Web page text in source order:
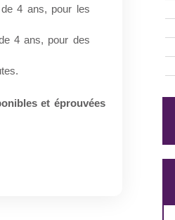
de 4 ans, pour les
4 ans, pour des
et éprouvées